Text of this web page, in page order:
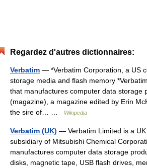
Regardez d'autres dictionnaires:
Verbatim — *Verbatim Corporation, a US
storage media and flash memory
that manufactures computer data storage
(magazine), a magazine edited by Erin
the sire of… …
Wikipedia
Verbatim (UK) — Verbatim Limited is a
subsidiary of Mitsubishi Chemical
manufactures computer data storage
disks, magnetic tape, USB flash drives,